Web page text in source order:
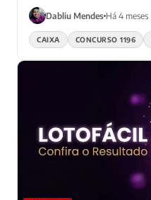
Dabliu Mendes Há 4 meses
CAIXA CONCURSO 1196